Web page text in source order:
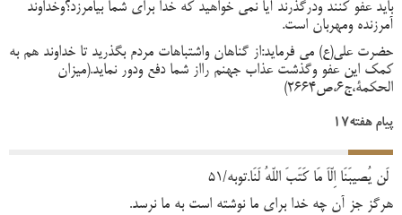
باید عفو کنند ودرگذرند آیا نمی خواهید که خدا برای شما بیامرزد؟وخداوند
آمرزنده ومهربان است.
حضرت علی(ع) می فرماید:از گناهان واشتباهات مردم بگذرید تا خداوند هم به
کمک این عفو وگذشت عذاب جهنم رااز شما دفع ودور نماید.(میزان
الحکمة،ج6،ص2664)
پیام هفته17
لَن یُصیبَنَا اِلّاَ مَا کَتَبَ اللّهُ لَنَا.توبه/51
هرگز جز آن چه خدا برای ما نوشته است به ما نرسد.